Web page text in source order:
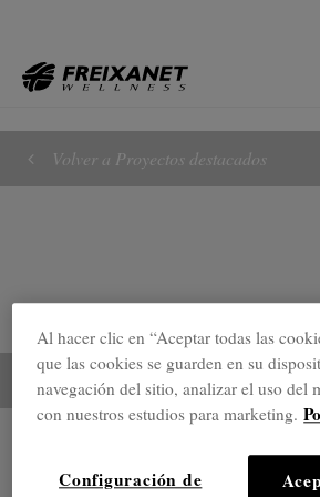
Volver a Proyectos destacados
Al hacer clic en “Aceptar todas las
que las cookies se guarden en su
navegación del sitio, analizar el uso del
con nuestros estudios para marketing.
Configuración de